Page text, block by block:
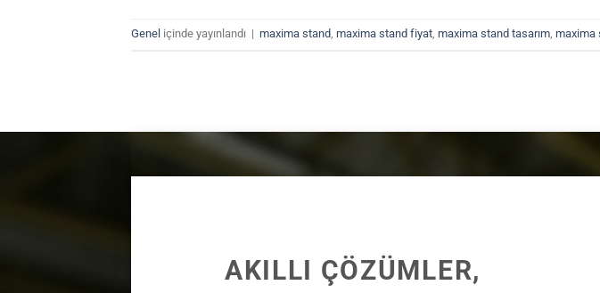
Genel içinde yayınlandı | maxima stand, maxima stand fiyat, maxima stand tasarım, maxima
AKILLI ÇÖZÜMLER,